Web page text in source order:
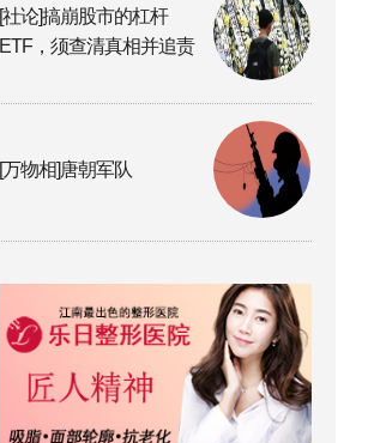
[社论]搞崩股市的杠杆
ETF，须查清真相并追责
[万物相]唐朝军队